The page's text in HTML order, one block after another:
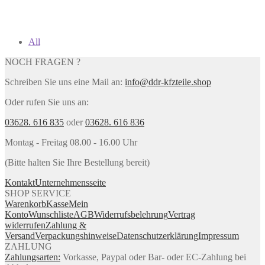
All
NOCH FRAGEN ?
Schreiben Sie uns eine Mail an: info@ddr-kfzteile.shop
Oder rufen Sie uns an:
03628. 616 835 oder03628. 616 836
Montag - Freitag 08.00 - 16.00 Uhr
(Bitte halten Sie Ihre Bestellung bereit)
KontaktUnternehmensseite
SHOP SERVICE
WarenkorbKasseMein
KontoWunschlisteAGBWiderrufsbelehrungVertrag
widerrufenZahlung &
VersandVerpackungshinweiseDatenschutzerklärungImpressum
ZAHLUNG
Zahlungsarten: Vorkasse, Paypal oder Bar- oder EC-Zahlung bei